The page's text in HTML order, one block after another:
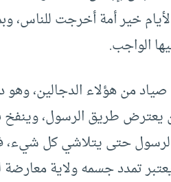
خير أمة أخرجت للناس،
الواجب.
من هؤلاء الدجالين،
يعترض طريق الرسول،
حتى يتلاشي كل شيء،
تمدد جسمه ولاية معارضة